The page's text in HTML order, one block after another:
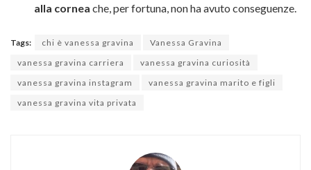
alla cornea che, per fortuna, non ha avuto conseguenze.
Tags: chi è vanessa gravina
Vanessa Gravina
vanessa gravina carriera
vanessa gravina curiosità
vanessa gravina instagram
vanessa gravina marito e figli
vanessa gravina vita privata